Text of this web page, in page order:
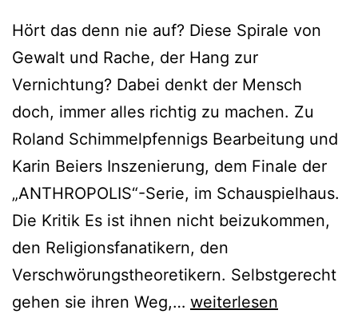
Hört das denn nie auf? Diese Spirale von
Gewalt und Rache, der Hang zur
Vernichtung? Dabei denkt der Mensch
doch, immer alles richtig zu machen. Zu
Roland Schimmelpfennigs Bearbeitung und
Karin Beiers Inszenierung, dem Finale der
„ANTHROPOLIS“-Serie, im Schauspielhaus.
Die Kritik Es ist ihnen nicht beizukommen,
den Religionsfanatikern, den
Verschwörungstheoretikern. Selbstgerecht
gehen sie ihren Weg,… ANTHROPOLIS
weiterlesen